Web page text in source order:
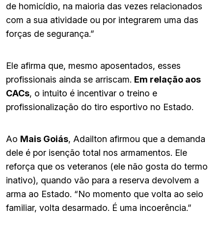
de homicídio, na maioria das vezes relacionados
com a sua atividade ou por integrarem uma das
forças de segurança.”
Ele afirma que, mesmo aposentados, esses
profissionais ainda se arriscam. Em relação aos
CACs, o intuito é incentivar o treino e
profissionalização do tiro esportivo no Estado.
Ao Mais Goiás, Adailton afirmou que a demanda
dele é por isenção total nos armamentos. Ele
reforça que os veteranos (ele não gosta do termo
inativo), quando vão para a reserva devolvem a
arma ao Estado. “No momento que volta ao seio
familiar, volta desarmado. É uma incoerência.”